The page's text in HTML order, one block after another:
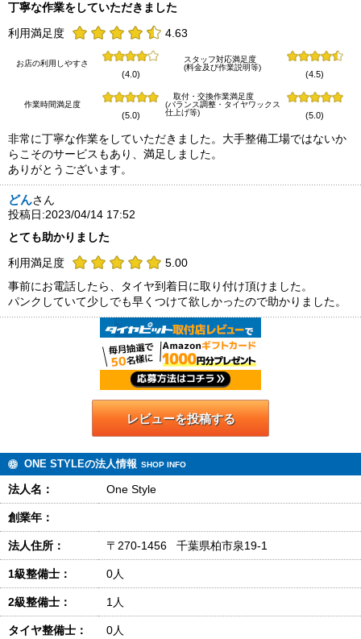
丁寧な作業をしていただきました
利用満足度
4.63
お店の利用しやすさ
(4.0)
スタッフ対応満足度
(料金及び作業説明等)
(4.5)
作業時間満足度
(5.0)
取付・交換作業満足度
(バランス調整・タイヤワックス
仕上げ等)
(5.0)
非常に丁寧な作業をしていただきました。大手整備工場ではないか
らこそのサービスもあり、満足しました。
ありがとうございます。
どんさん
投稿日:2023/04/14 17:52
とても助かりました
利用満足度
5.00
事前にお電話したら、タイヤ到着日に取り付け頂けました。
パンクしていて少しでも早くつけて欲しかったので助かりました。
レビューを投稿する
ONE STYLEの法人情報 SHOP INFO
法人名： One Style
創業年：
法人住所： 〒270-1456 千葉県柏市泉19-1
1級整備士： 0人
2級整備士： 1人
タイヤ整備士： 0人